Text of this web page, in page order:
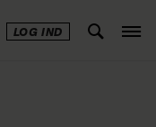
LOG IND